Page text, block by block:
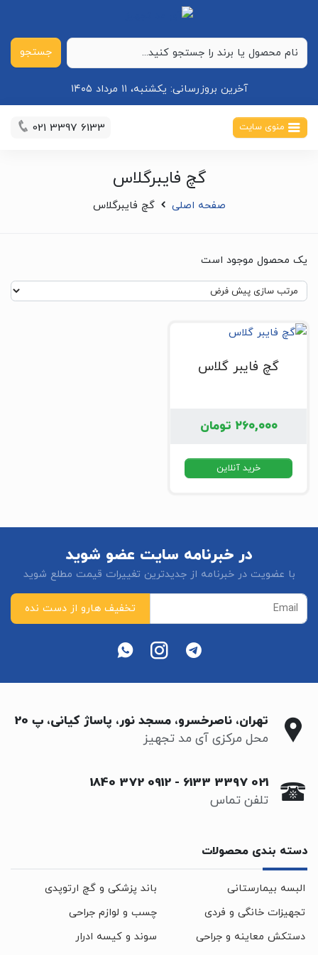
جستجو
آخرین بروزرسانی: یکشنبه، ۱۱ مرداد ۱۴۰۵
منوی سایت 021 3397 6133
گچ فایبرگلاس
صفحه اصلی گچ فایبرگلاس
یک محصول موجود است
گچ فایبر گلاس
۲۶۰,۰۰۰ تومان
خرید آنلاین
در خبرنامه سایت عضو شوید
با عضویت در خبرنامه از جدیدترین تغییرات قیمت مطلع شوید
تهران، ناصرخسرو، مسجد نور، پاساژ کیانی، پ 20
محل مرکزی آی مد تجهیز
021 3397 6133
-
0912 372 1840
تلفن تماس
دسته بندی محصولات
البسه بیمارستانی
باند پزشکی و گچ ارتوپدی
تجهیزات خانگی و فردی
چسب و لوازم جراحی
دستکش معاینه و جراحی
سوند و کیسه ادرار